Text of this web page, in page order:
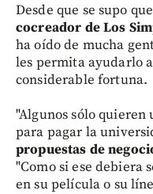
Desde que se supo
cocreador de Los
ha oído de mucha
les permita ayudarlo
considerable fortuna.
"Algunos sólo
para pagar la
propuestas de
"Como si ese debiera
en su película o su